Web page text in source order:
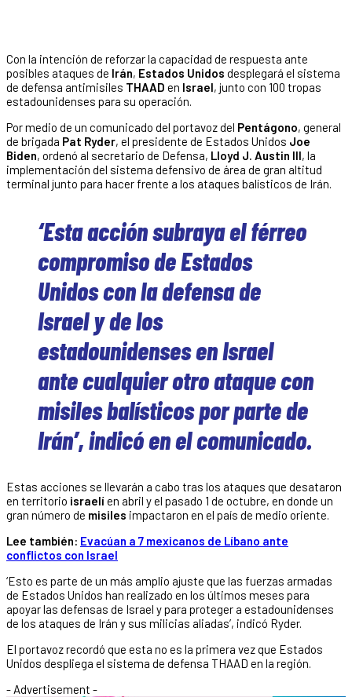
Con la intención de reforzar la capacidad de respuesta ante
posibles ataques de Irán, Estados Unidos desplegará el sistema
de defensa antimisiles THAAD en Israel, junto con 100 tropas
estadounidenses para su operación.
Por medio de un comunicado del portavoz del Pentágono, general
de brigada Pat Ryder, el presidente de Estados Unidos Joe
Biden, ordenó al secretario de Defensa, Lloyd J. Austin III, la
implementación del sistema defensivo de área de gran altitud
terminal junto para hacer frente a los ataques balísticos de Irán.
‘Esta acción subraya el férreo
compromiso de Estados
Unidos con la defensa de
Israel y de los
estadounidenses en Israel
ante cualquier otro ataque con
misiles balísticos por parte de
Irán’, indicó en el comunicado.
Estas acciones se llevarán a cabo tras los ataques que desataron
en territorio israelíen abril y el pasado 1 de octubre, en donde un
gran número de misiles impactaron en el país de medio oriente.
Lee también: Evacúan a 7 mexicanos de Líbano ante
conflictos con Israel
‘Esto es parte de un más amplio ajuste que las fuerzas armadas
de Estados Unidos han realizado en los últimos meses para
apoyar las defensas de Israel y para proteger a estadounidenses
de los ataques de Irán y sus milicias aliadas’, indicó Ryder.
El portavoz recordó que esta no es la primera vez que Estados
Unidos despliega el sistema de defensa THAAD en la región.
- Advertisement -